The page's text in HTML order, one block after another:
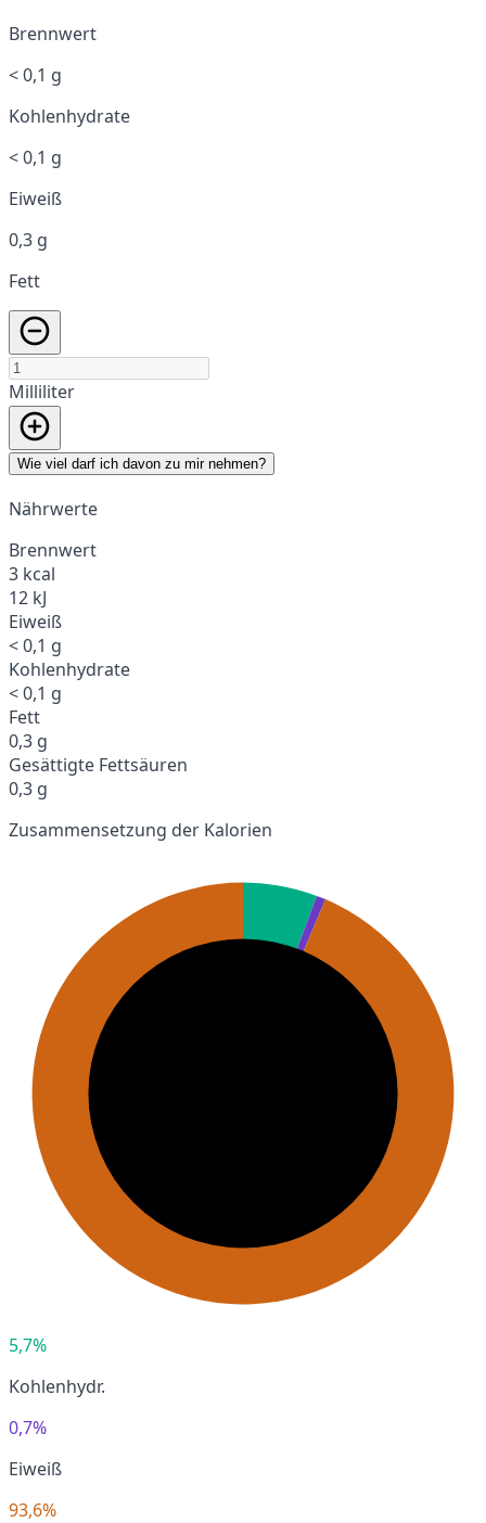
Brennwert
< 0,1 g
Kohlenhydrate
< 0,1 g
Eiweiß
0,3 g
Fett
Milliliter
Wie viel darf ich davon zu mir nehmen?
Nährwerte
Brennwert
3 kcal
12 kJ
Eiweiß
< 0,1 g
Kohlenhydrate
< 0,1 g
Fett
0,3 g
Gesättigte Fettsäuren
0,3 g
Zusammensetzung der Kalorien
5,7%
Kohlenhydr.
0,7%
Eiweiß
93,6%